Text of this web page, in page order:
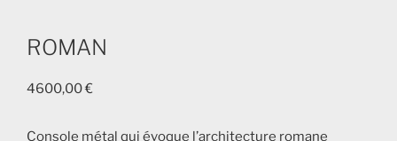
ROMAN
4600,00€
Console métal qui évoque l’architecture romane